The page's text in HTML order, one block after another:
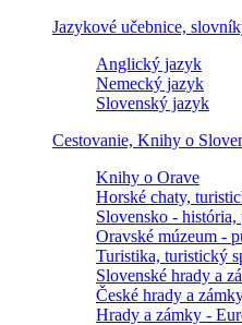
Jazykové učebnice,
Anglický jazyk
Nemecký jazyk
Slovenský jazyk
Cestovanie, Knihy o
Knihy o Orave
Horské chaty,
Slovensko -
Oravské múzeum -
Turistika, turistický
Slovenské hrady a
České hrady a
Hrady a zámky -